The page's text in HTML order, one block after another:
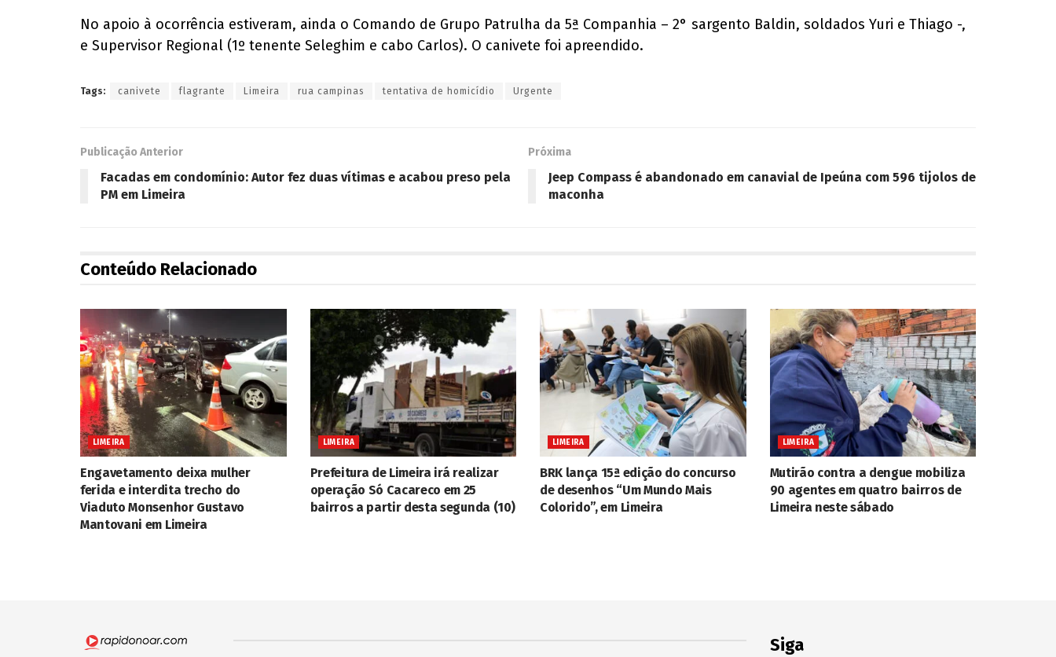
No apoio à ocorrência estiveram, ainda o Comando de Grupo Patrulha da 5ª Companhia – 2° sargento Baldin, soldados Yuri e Thiago -,
e Supervisor Regional (1º tenente Seleghim e cabo Carlos). O canivete foi apreendido.
Tags: canivete flagrante Limeira rua campinas tentativa de homicídio Urgente
Publicação Anterior
Facadas em condomínio: Autor fez duas vítimas e acabou preso pela
PM em Limeira
Próxima
Jeep Compass é abandonado em canavial de Ipeúna com 596 tijolos de
maconha
Conteúdo Relacionado
LIMEIRA
Engavetamento deixa mulher
ferida e interdita trecho do
Viaduto Monsenhor Gustavo
Mantovani em Limeira
LIMEIRA
Prefeitura de Limeira irá realizar
operação Só Cacareco em 25
bairros a partir desta segunda (10)
LIMEIRA
BRK lança 15ª edição do concurso
de desenhos “Um Mundo Mais
Colorido”, em Limeira
LIMEIRA
Mutirão contra a dengue mobiliza
90 agentes em quatro bairros de
Limeira neste sábado
Siga